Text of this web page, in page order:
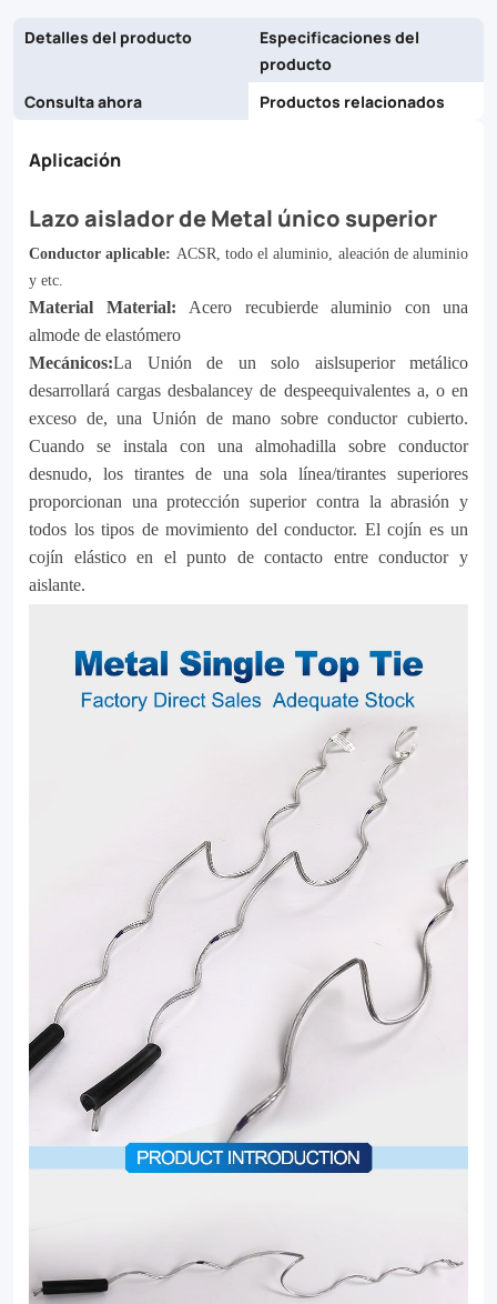
of
mind
that
comes
with
our
robust,
single
top
design,
engineered
to
withstand
even
the
conditions.
Detalles del producto
Especificaciones del
producto
Consulta ahora
Productos relacionados
Aplicación
Lazo aislador de Metal único superior
Conductor aplicable: ACSR, todo el aluminio, aleación de aluminio
y etc.
Material Material: Acero recubierde aluminio con una
almode de elastómero
Mecánicos:La Unión de un solo aislsuperior metálico
desarrollará cargas desbalancey de despeequivalentes a, o en
exceso de, una Unión de mano sobre conductor cubierto.
Cuando se instala con una almohadilla sobre conductor
desnudo, los tirantes de una sola línea/tirantes superiores
proporcionan una protección superior contra la abrasión y
todos los tipos de movimiento del conductor. El cojín es un
cojín elástico en el punto de contacto entre conductor y
aislante.